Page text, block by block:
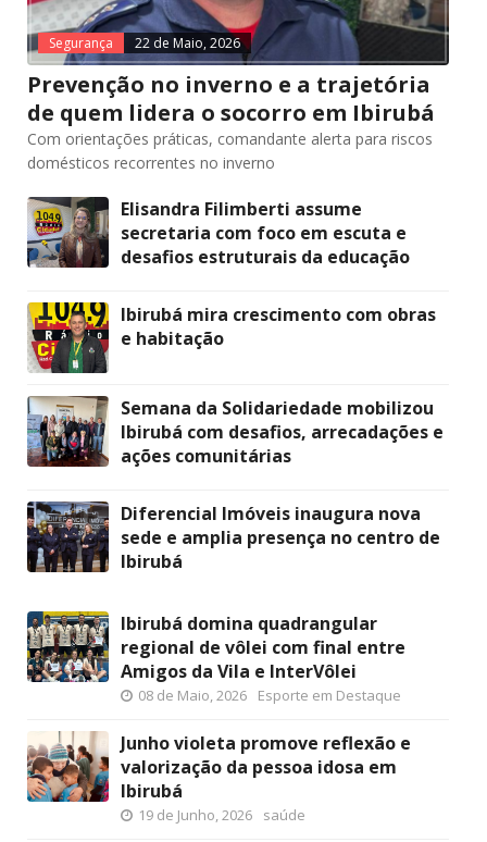
Segurança 22 de Maio, 2026
Prevenção no inverno e a trajetória
de quem lidera o socorro em Ibirubá
Com orientações práticas, comandante alerta para riscos
domésticos recorrentes no inverno
Elisandra Filimberti assume
secretaria com foco em escuta e
desafios estruturais da educação
Ibirubá mira crescimento com obras
e habitação
Semana da Solidariedade mobilizou
Ibirubá com desafios, arrecadações e
ações comunitárias
Diferencial Imóveis inaugura nova
sede e amplia presença no centro de
Ibirubá
Ibirubá domina quadrangular
regional de vôlei com final entre
Amigos da Vila e InterVôlei
08 de Maio, 2026 Esporte em Destaque
Junho violeta promove reflexão e
valorização da pessoa idosa em
Ibirubá
19 de Junho, 2026 saúde